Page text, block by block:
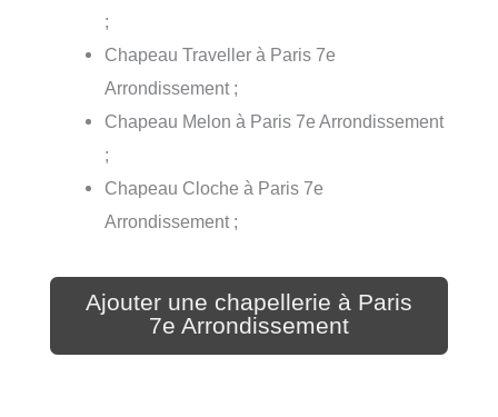
;
Chapeau Traveller à Paris 7e
Arrondissement ;
Chapeau Melon à Paris 7e Arrondissement
;
Chapeau Cloche à Paris 7e
Arrondissement ;
Ajouter une chapellerie à Paris
7e Arrondissement